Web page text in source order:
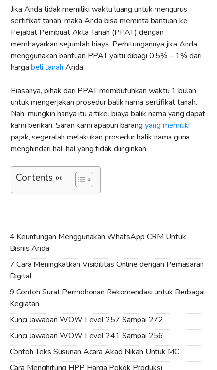
Jika Anda tidak memiliki waktu luang untuk mengurus
sertifikat tanah, maka Anda bisa meminta bantuan ke
Pejabat Pembuat Akta Tanah (PPAT) dengan
membayarkan sejumlah biaya. Perhitungannya jika Anda
menggunakan bantuan PPAT yaitu dibagi 0.5% – 1% dari
harga beli tanah Anda.
Biasanya, pihak dari PPAT membutuhkan waktu 1 bulan
untuk mengerjakan prosedur balik nama sertifikat tanah.
Nah, mungkin hanya itu artikel biaya balik nama yang dapat
kami berikan. Saran kami apapun barang yang memiliki
pajak, segeralah melakukan prosedur balik nama guna
menghindari hal-hal yang tidak diinginkan.
Contents »»
4 Keuntungan Menggunakan WhatsApp CRM Untuk
Bisnis Anda
7 Cara Meningkatkan Visibilitas Online dengan Pemasaran
Digital
9 Contoh Surat Permohonan Rekomendasi untuk Berbagai
Kegiatan
Kunci Jawaban WOW Level 257 Sampai 272
Kunci Jawaban WOW Level 241 Sampai 256
Contoh Teks Susunan Acara Akad Nikah Untuk MC
Cara Menghitung HPP Harga Pokok Produksi